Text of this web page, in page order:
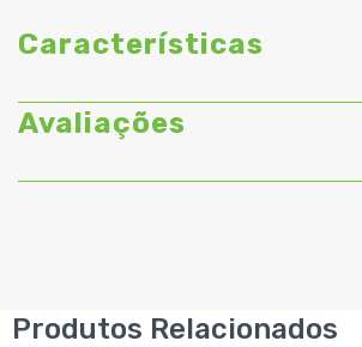
Características
Avaliações
Produtos Relacionados